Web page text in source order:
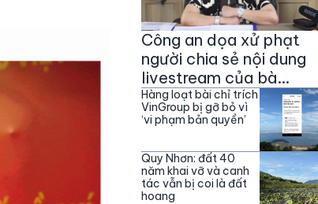
Công an dọa xử phạt
người chia sẻ nội dung
livestream của bà
Nguyễn Phương Hằng
Hàng loạt bài chỉ trích
VinGroup bị gỡ bỏ vì
‘vi phạm bản quyền’
Quy Nhơn: đất 40
năm khai vỡ và canh
tác vẫn bị coi là đất
hoang